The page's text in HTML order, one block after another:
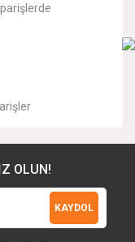
OLUN!
KAYDOL